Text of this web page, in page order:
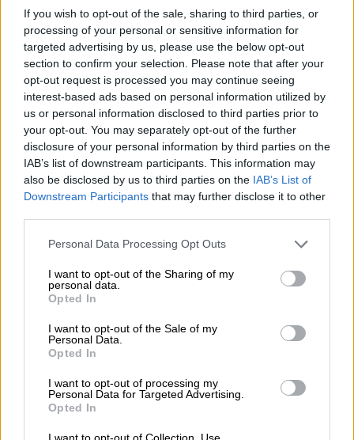
If you wish to opt-out of the sale, sharing to third parties, or
processing of your personal or sensitive information for
targeted advertising by us, please use the below opt-out
section to confirm your selection. Please note that after your
opt-out request is processed you may continue seeing
interest-based ads based on personal information utilized by
us or personal information disclosed to third parties prior to
your opt-out. You may separately opt-out of the further
disclosure of your personal information by third parties on the
IAB’s list of downstream participants. This information may
also be disclosed by us to third parties on the IAB’s List of
Downstream Participants that may further disclose it to other
Please note that this website/app uses one or more Google
not limited to your visit or usage behaviour. You may click to
grant or deny consent to Google and its third-party tags to
use your data for below specified purposes in below Google
consent section.
Personal Data Processing Opt Outs
I want to opt-out of the Sharing of my
personal data.
Opted In
I want to opt-out of the Sale of my
Personal Data.
Opted In
I want to opt-out of processing my
Personal Data for Targeted Advertising.
Opted In
I want to opt-out of Collection, Use,
Στη συνέχεια εμφανίζονται στοιχεία
ταυτότητας του οφειλέτη τα οποία
ανασύρονται από το Μητρώο του
περίπτωση που έχουν μεταβληθεί, ο
ασφαλισμένος θα πρέπει να απευθύνεται
στις αρμόδιες Τοπικές Υπηρεσίες τουΕΦΚΑ
ή του Ε
στοιχεία επικοινωνίας – η διεύθυνση, το
τηλέφωνο και το email του ασφαλισμένου ή
των πεδίων είναι υποχρεωτική.